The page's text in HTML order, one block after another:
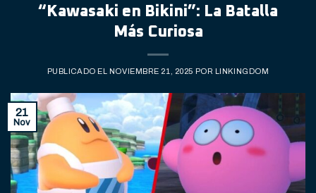
“Kawasaki en Bikini”: La Batalla
Más Curiosa
PUBLICADO EL NOVIEMBRE 21, 2025 POR LINKINGDOM
21
Nov